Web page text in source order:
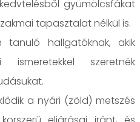
gyümölcsfákat
tapasztalat nélkül is.
tanuló hallgatóknak, akik
ismeretekkel szeretnék
a nyári (zöld) metszés